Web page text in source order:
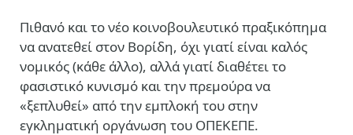
Πιθανό και το νέο κοινοβουλευτικό πραξικόπημα
να ανατεθεί στον Βορίδη, όχι γιατί είναι καλός
νομικός (κάθε άλλο), αλλά γιατί διαθέτει το
φασιστικό κυνισμό και την πρεμούρα να
«ξεπλυθεί» από την εμπλοκή του στην
εγκληματική οργάνωση του ΟΠΕΚΕΠΕ.